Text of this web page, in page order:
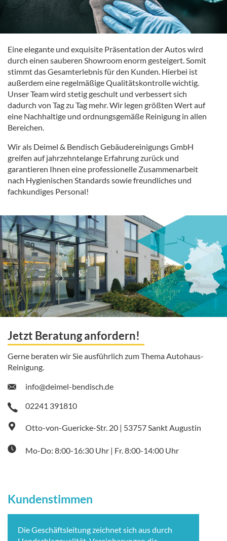
Eine elegante und exquisite Präsentation der Autos wird
durch einen sauberen Showroom enorm gesteigert. Somit
stimmt das Gesamterlebnis für den Kunden. Hierbei ist
außerdem eine regelmäßige Qualitätskontrolle wichtig.
Unser Team wird stetig geschult und verbessert sich
dadurch von Tag zu Tag mehr. Wir legen größten Wert auf
eine Nachhaltige und ordnungsgemäße Reinigung in allen
Bereichen.
Wir als Deimel & Bendisch Gebäudereinigungs GmbH
greifen auf jahrzehntelange Erfahrung zurück und
garantieren Ihnen eine professionelle Zusammenarbeit
nach Hygienischen Standards sowie freundliches und
fachkundiges Personal!
Jetzt Beratung anfordern!
Gerne beraten wir Sie ausführlich zum Thema Autohaus-
Reinigung.
info@deimel-bendisch.de
02241 391810
Otto-von-Guericke-Str. 20 | 53757 Sankt Augustin
Mo-Do: 8:00-16:30 Uhr | Fr. 8:00-14:00 Uhr
Kundenstimmen
Die Geschäftsleitung zeichnet sich aus durch